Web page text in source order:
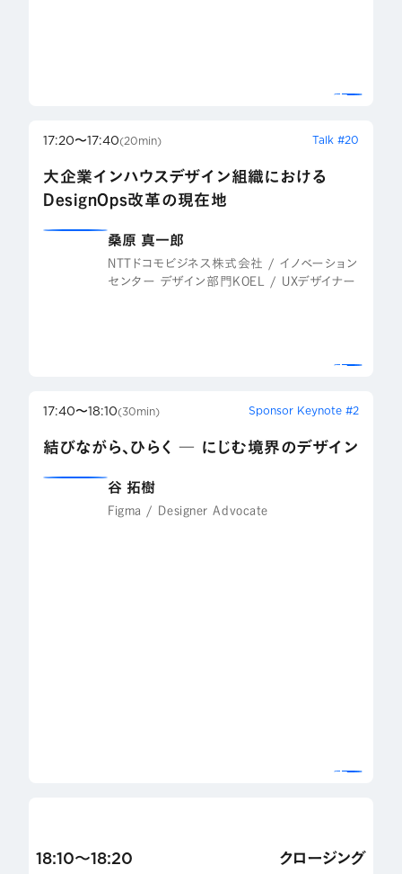
17:20〜17:40(20min) Talk #20
大企業インハウスデザイン組織における
DesignOps改革の現在地
桑原 真一郎
NTTドコモビジネス株式会社 / イノベーション
センター デザイン部門KOEL / UXデザイナー
17:40〜18:10(30min) Sponsor Keynote #2
結びながら、ひらく ― にじむ境界のデザイン
谷 拓樹
Figma / Designer Advocate
18:10〜18:20 クロージング